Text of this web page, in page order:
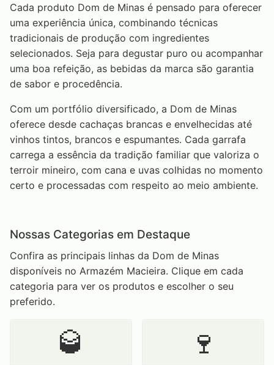
Cada produto Dom de Minas é pensado para oferecer
uma experiência única, combinando técnicas
tradicionais de produção com ingredientes
selecionados. Seja para degustar puro ou acompanhar
uma boa refeição, as bebidas da marca são garantia
de sabor e procedência.
Com um portfólio diversificado, a Dom de Minas
oferece desde cachaças brancas e envelhecidas até
vinhos tintos, brancos e espumantes. Cada garrafa
carrega a essência da tradição familiar que valoriza o
terroir mineiro, com cana e uvas colhidas no momento
certo e processadas com respeito ao meio ambiente.
Nossas Categorias em Destaque
Confira as principais linhas da Dom de Minas
disponíveis no Armazém Macieira. Clique em cada
categoria para ver os produtos e escolher o seu
preferido.
🥃 🍷